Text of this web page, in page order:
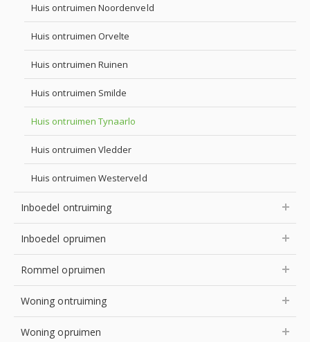
Huis ontruimen Noordenveld
Huis ontruimen Orvelte
Huis ontruimen Ruinen
Huis ontruimen Smilde
Huis ontruimen Tynaarlo
Huis ontruimen Vledder
Huis ontruimen Westerveld
Inboedel ontruiming
Inboedel opruimen
Rommel opruimen
Woning ontruiming
Woning opruimen